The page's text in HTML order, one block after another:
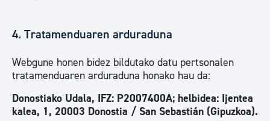
4. Tratamenduaren arduraduna
Webgune honen bidez bildutako datu pertsonalen
tratamenduaren arduraduna honako hau da:
Donostiako Udala, IFZ: P2007400A; helbidea: Ijentea
kalea, 1, 20003 Donostia / San Sebastián (Gipuzkoa).